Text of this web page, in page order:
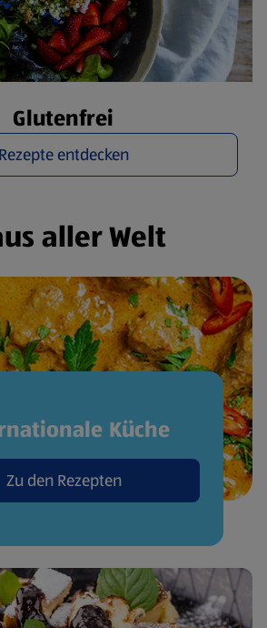
Glutenfrei
Rezepte entdecken
aller Welt
Küche
Zu den Rezepten